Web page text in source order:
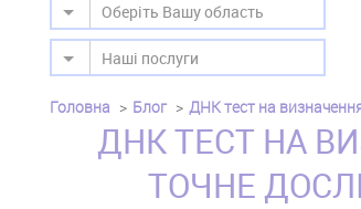
Оберіть Вашу область
Наші послуги
Головна Блог ДНК тест на визначення
ДНК ТЕСТ НА
ТОЧНЕ